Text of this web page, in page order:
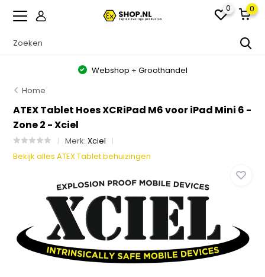
0 0
Webshop + Groothandel
Home
ATEX Tablet Hoes XCRiPad M6 voor iPad Mini 6 -
Zone 2 - Xciel
Merk:Xciel
Bekijk alles ATEX Tablet behuizingen